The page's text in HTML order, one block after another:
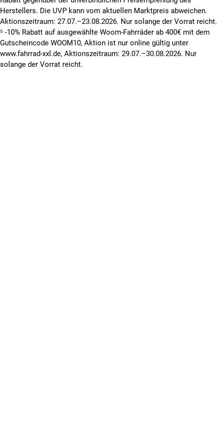
Herstellers. Die UVP kann vom aktuellen Marktpreis abweichen.
Aktionszeitraum: 27.07.–23.08.2026. Nur solange der Vorrat reicht.
⁵ -10% Rabatt auf ausgewählte Woom-Fahrräder ab 400€ mit dem
Gutscheincode WOOM10, Aktion ist nur online gültig unter
www.fahrrad-xxl.de, Aktionszeitraum: 29.07.–30.08.2026. Nur
solange der Vorrat reicht.